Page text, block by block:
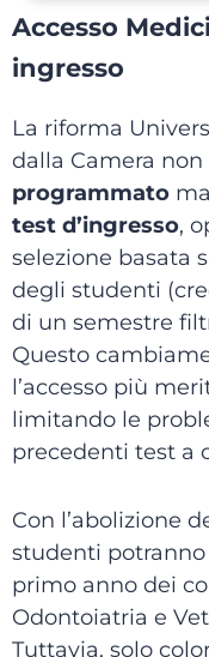
Accesso
ingresso
La riforma
dalla Camera
programmato ma
test d’ingresso,
selezione basata
degli studenti
di un semestre
Questo
l’accesso più
limitando le
precedenti test a
Con l’abolizione
studenti
primo anno dei
Odontoiatria e
Tuttavia, solo